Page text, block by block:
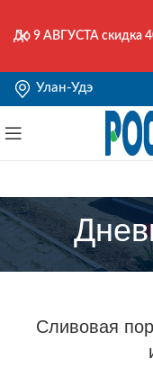
Улан-Удэ
Сливовая
До 9 АВГУСТА скидка